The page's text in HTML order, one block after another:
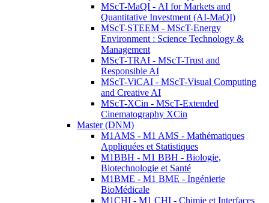
MScT-MaQI - AI for Markets and
Quantitative Investment (AI-MaQI)
MScT-STEEM - MScT-Energy
Environment : Science Technology &
Management
MScT-TRAI - MScT-Trust and
Responsible AI
MScT-ViCAI - MScT-Visual Computing
and Creative AI
MScT-XCin - MScT-Extended
Cinematography XCin
Master (DNM)
M1AMS - M1 AMS - Mathématiques
Appliquées et Statistiques
M1BBH - M1 BBH - Biologie,
Biotechnologie et Santé
M1BME - M1 BME - Ingénierie
BioMédicale
M1CHI - M1 CHI - Chimie et Interfaces